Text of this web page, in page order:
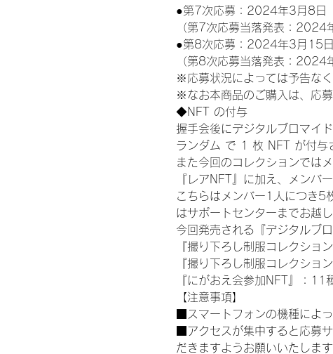
●第7次応募：2024年3月8
（第7次応募当落発表：2024
●第8次応募：2024年3月15
（第8次応募当落発表：2024
※応募状況によっては予告な
※なお本商品のご購入は、応
◆NFT の付与
握手会後にデジタルブロマイ
ランダム で 1 枚 NFT が付与
また今回のコレクションでは
『レアNFT』に加え、メンバ
こちらはメンバー1人につき5
はサポートセンターまでお越
今回発売される『デジタルブ
『撮り下ろし制服コレクショ
『撮り下ろし制服コレクショ
『にがおえ会参加NFT』：
【注意事項】
■スマートフォンの機種によ
■アクセスが集中すると応募
だきますようお願いいたします